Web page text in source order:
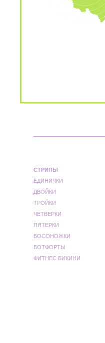
СТРИПЫ
ЕДИНИЧКИ
ДВОЙКИ
ТРОЙКИ
ЧЕТВЕРКИ
ПЯТЕРКИ
БОСОНОЖКИ
БОТФОРТЫ
ФИТНЕС БИКИНИ